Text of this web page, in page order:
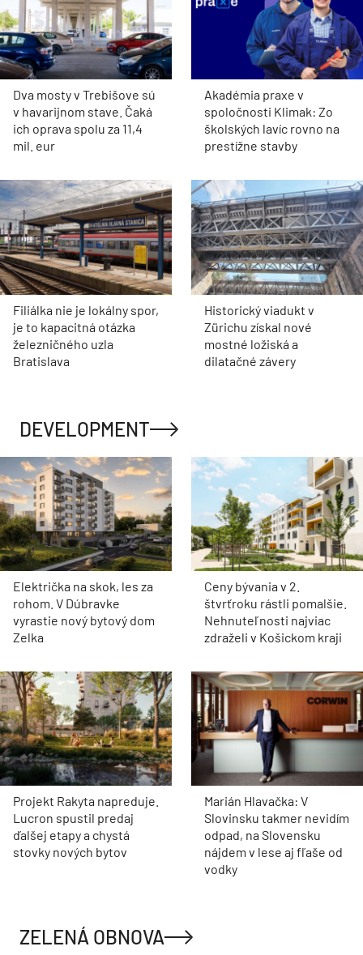
Dva mosty v Trebišove sú
v havarijnom stave. Čaká
ich oprava spolu za 11,4
mil. eur
Akadémia praxe v
spoločnosti Klimak: Zo
školských lavíc rovno na
prestížne stavby
Filiálka nie je lokálny spor,
je to kapacitná otázka
železničného uzla
Bratislava
Historický viadukt v
Zürichu získal nové
mostné ložiská a
dilatačné závery
DEVELOPMENT
Električka na skok, les za
rohom. V Dúbravke
vyrastie nový bytový dom
Zelka
Ceny bývania v 2.
štvrťroku rástli pomalšie.
Nehnuteľnosti najviac
zdraželi v Košickom kraji
Projekt Rakyta napreduje.
Lucron spustil predaj
ďalšej etapy a chystá
stovky nových bytov
Marián Hlavačka: V
Slovinsku takmer nevidím
odpad, na Slovensku
nájdem v lese aj fľaše od
vodky
ZELENÁ OBNOVA